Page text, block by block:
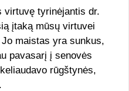
virtuvę tyrinėjantis dr.
įtaką mūsų virtuvei
maistas yra sunkus,
pavasarį į senovės
rūgštynės,